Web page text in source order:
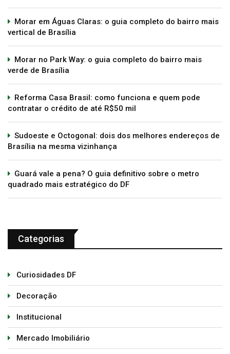
Morar em Águas Claras: o guia completo do bairro mais
vertical de Brasília
Morar no Park Way: o guia completo do bairro mais
verde de Brasília
Reforma Casa Brasil: como funciona e quem pode
contratar o crédito de até R$50 mil
Sudoeste e Octogonal: dois dos melhores endereços de
Brasília na mesma vizinhança
Guará vale a pena? O guia definitivo sobre o metro
quadrado mais estratégico do DF
Categorias
Curiosidades DF
Decoração
Institucional
Mercado Imobiliário